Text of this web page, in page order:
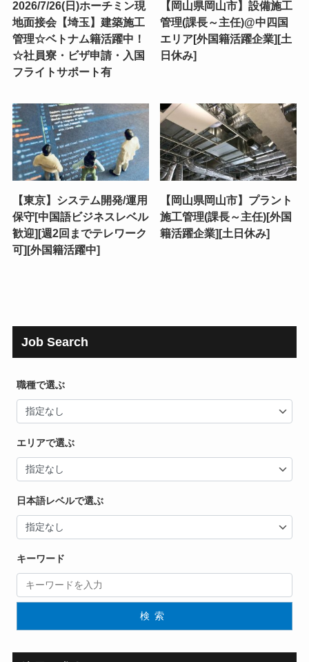
2026/7/26(日)ホーチミン現
地面接会【埼玉】建築施工
管理☆ベトナム籍活躍中！
☆社員寮・ビザ申請・入国
フライトサポート有
【岡山県岡山市】設備施工
管理(課長～主任)@中四国
エリア[外国籍活躍企業][土
日休み]
【東京】システム開発/運用
保守[中国語ビジネスレベル
歓迎][週2回までテレワーク
可][外国籍活躍中]
【岡山県岡山市】プラント
施工管理(課長～主任)[外国
籍活躍企業][土日休み]
Job Search
職種で選ぶ
エリアで選ぶ
日本語レベルで選ぶ
キーワード
検索